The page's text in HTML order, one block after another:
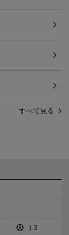
すべて見る
Ｊ3